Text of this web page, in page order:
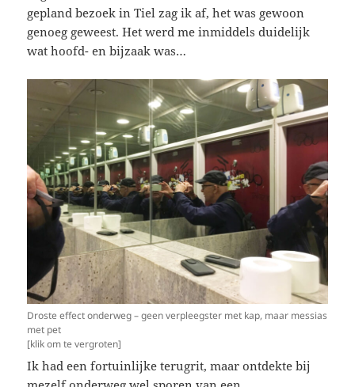
gepland bezoek in Tiel zag ik af, het was gewoon
genoeg geweest. Het werd me inmiddels duidelijk
wat hoofd- en bijzaak was…
Droste effect onderweg – geen verpleegster met kap, maar messias
met pet
[klik om te vergroten]
Ik had een fortuinlijke terugrit, maar ontdekte bij